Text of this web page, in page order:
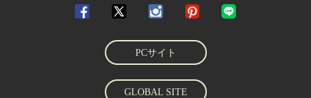
PCサイト
GLOBAL SITE